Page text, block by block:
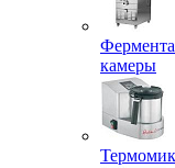
камеры